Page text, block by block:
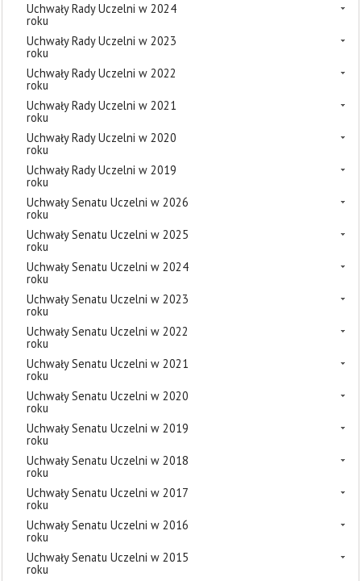
Uchwały Rady Uczelni w 2024
roku
Uchwały Rady Uczelni w 2023
roku
Uchwały Rady Uczelni w 2022
roku
Uchwały Rady Uczelni w 2021
roku
Uchwały Rady Uczelni w 2020
roku
Uchwały Rady Uczelni w 2019
roku
Uchwały Senatu Uczelni w 2026
roku
Uchwały Senatu Uczelni w 2025
roku
Uchwały Senatu Uczelni w 2024
roku
Uchwały Senatu Uczelni w 2023
roku
Uchwały Senatu Uczelni w 2022
roku
Uchwały Senatu Uczelni w 2021
roku
Uchwały Senatu Uczelni w 2020
roku
Uchwały Senatu Uczelni w 2019
roku
Uchwały Senatu Uczelni w 2018
roku
Uchwały Senatu Uczelni w 2017
roku
Uchwały Senatu Uczelni w 2016
roku
Uchwały Senatu Uczelni w 2015
roku